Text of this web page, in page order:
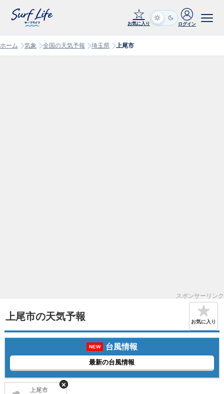
☆
お気に入り ログイン
ホーム 気象 全国の天気予報 埼玉県 上尾市
スポンサーリンク
上尾市の天気予報 お気に入り
NEW 台風情報
最新の台風情報
上尾市
×